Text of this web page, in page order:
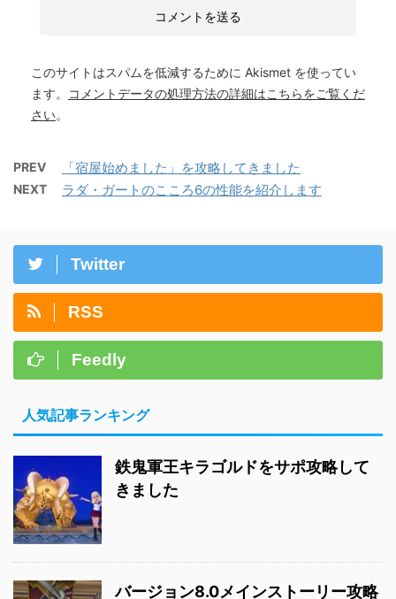
このサイトはスパムを低減するために Akismet を使ってい
ます。
コメントデータの処理方法の詳細はこちらをご覧くだ
さい。
PREV 「宿屋始めました」を攻略してきました
NEXT ラダ・ガートのこころ6の性能を紹介します
Twitter
RSS
Feedly
人気記事ランキング
鉄鬼軍王キラゴルドをサポ攻略して
きました
バージョン8.0メインストーリー攻略